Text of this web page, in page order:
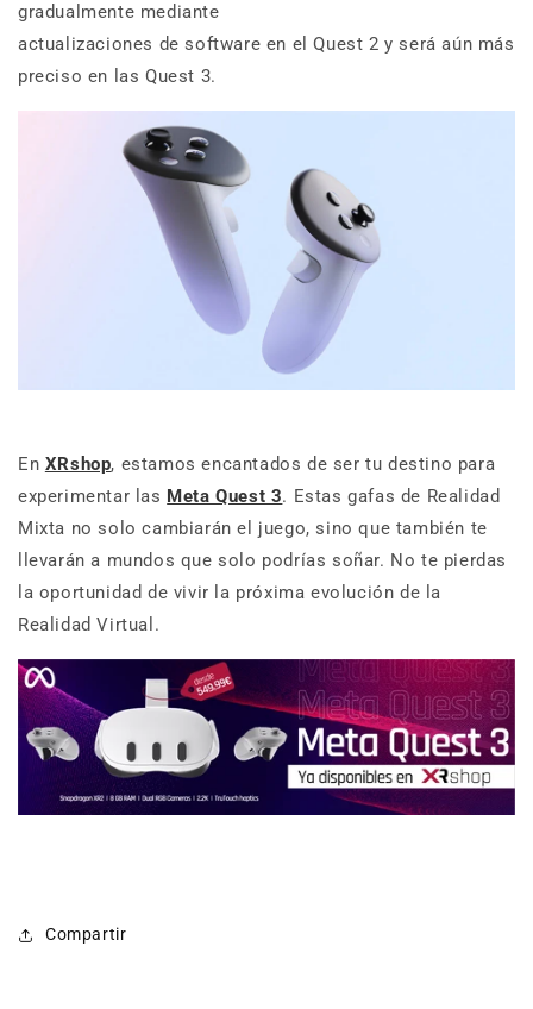
gradualmente mediante
actualizaciones de software en el Quest 2 y será aún más
preciso en las Quest 3.
En XRshop, estamos encantados de ser tu destino para
experimentar las Meta Quest 3. Estas gafas de Realidad
Mixta no solo cambiarán el juego, sino que también te
llevarán a mundos que solo podrías soñar. No te pierdas
la oportunidad de vivir la próxima evolución de la
Realidad Virtual.
Compartir